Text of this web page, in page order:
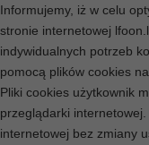
Informujemy, iż w celu
stronie internetowej
indywidualnych potrzeb
pomocą plików cookies
Pliki cookies użytkownik
przeglądarki
internetowej bez zmiany